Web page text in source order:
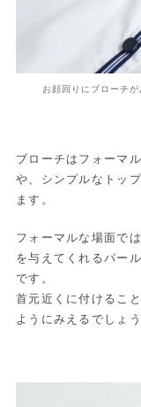
お顔回りにブローチ
ブローチはフォーマ
や、シンプルなトッ
ます。
フォーマルな場面で
を与えてくれるパー
です。
首元近くに付けるこ
ようにみえるでしょう